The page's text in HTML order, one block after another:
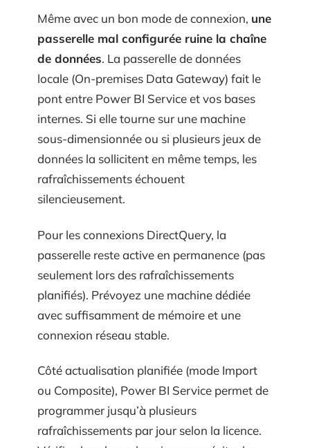
Même avec un bon mode de connexion, une
passerelle mal configurée ruine la chaîne
de données. La passerelle de données
locale (On-premises Data Gateway) fait le
pont entre Power BI Service et vos bases
internes. Si elle tourne sur une machine
sous-dimensionnée ou si plusieurs jeux de
données la sollicitent en même temps, les
rafraîchissements échouent
silencieusement.
Pour les connexions DirectQuery, la
passerelle reste active en permanence (pas
seulement lors des rafraîchissements
planifiés). Prévoyez une machine dédiée
avec suffisamment de mémoire et une
connexion réseau stable.
Côté actualisation planifiée (mode Import
ou Composite), Power BI Service permet de
programmer jusqu’à plusieurs
rafraîchissements par jour selon la licence.